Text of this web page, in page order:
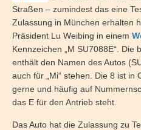
Straßen – zumindest das eine
Zulassung in München erhalten
Präsident Lu Weibing in einem
Kennzeichen „M SU7088E“.
enthält den Namen des Autos
auch für „Mi“ stehen. Die 8 ist in
gerne und häufig auf
das E für den Antrieb steht.
Das Auto hat die Zulassung zu